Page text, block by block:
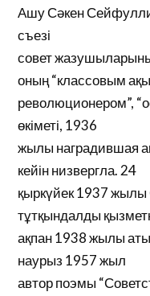
Ашу Сәкен
съезі
совет
оның “классовым
революционером”,
өкіметі, 1936
жылы наградившая
кейін низвергла. 24
қыркүйек 1937
тұтқындалды
ақпан 1938 жылы
наурыз 1957 жыл
автор поэмы